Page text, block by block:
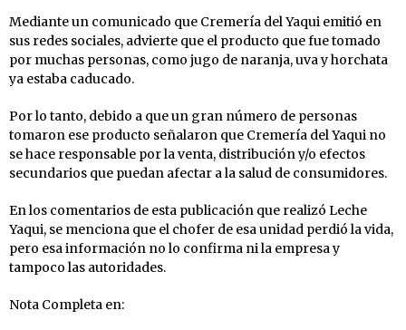
Mediante un comunicado que Cremería del Yaqui emitió en
sus redes sociales, advierte que el producto que fue tomado
por muchas personas, como jugo de naranja, uva y horchata
ya estaba caducado.
Por lo tanto, debido a que un gran número de personas
tomaron ese producto señalaron que Cremería del Yaqui no
se hace responsable por la venta, distribución y/o efectos
secundarios que puedan afectar a la salud de consumidores.
En los comentarios de esta publicación que realizó Leche
Yaqui, se menciona que el chofer de esa unidad perdió la vida,
pero esa información no lo confirma ni la empresa y
tampoco las autoridades.
Nota Completa en: